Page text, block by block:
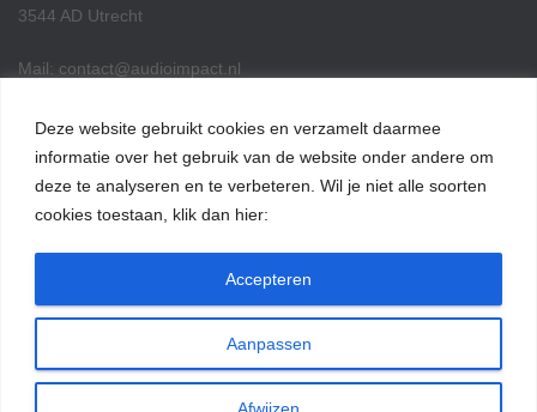
Deze website gebruikt cookies en verzamelt daarmee
informatie over het gebruik van de website onder andere om
deze te analyseren en te verbeteren. Wil je niet alle soorten
cookies toestaan, klik dan hier:
Aanpassen
Afwijzen
Accepteren
3544 AD Utrecht
Mail: contact@audioimpact.nl
KvK: 14097963
INSTAGRAMFACEBOOK E-MAIL
Lees hier onze blogs over podcasts
ThemeIsle